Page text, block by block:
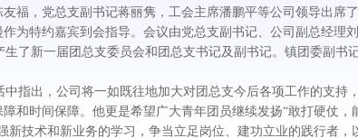
福，党总支副书记蒋丽隽，工会主席潘鹏平等公司领导出席
为特约嘉宾到会指导。会议由党总支副书记、公司副总经理刘
了新一届团总支委员会和团总支书记及副书记。镇团委副书
指出，公司将一如既往地加大对团总支今后各项工作的支持
和时间保障。他更是希望广大青年团员继续发扬“敢打硬仗，
新技术和新业务的学习，争当立足岗位、建功立业的践行者，